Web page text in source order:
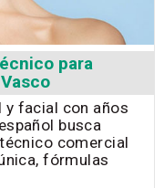
para
y facial con años
busca
comercial
fórmulas